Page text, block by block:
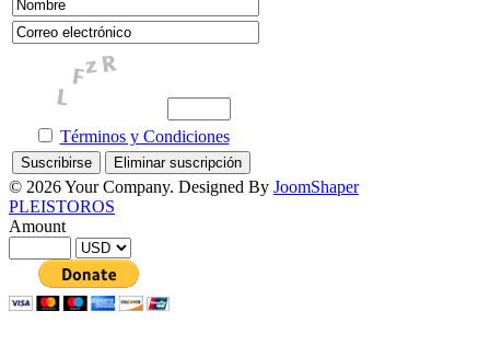
Términos y Condiciones
© 2026 Your Company. Designed By JoomShaper
PLEISTOROS
Amount